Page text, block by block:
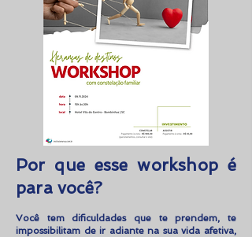
Por que esse workshop é
para você?
​Você tem dificuldades que te prendem, te
impossibilitam de ir adiante na sua vida afetiva,